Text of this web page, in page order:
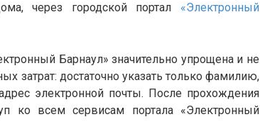
через городской портал «Электронный
Барнаул» значительно упрощена и не
затрат: достаточно указать только фамилию,
электронной почты. После прохождения
ко всем сервисам портала «Электронный